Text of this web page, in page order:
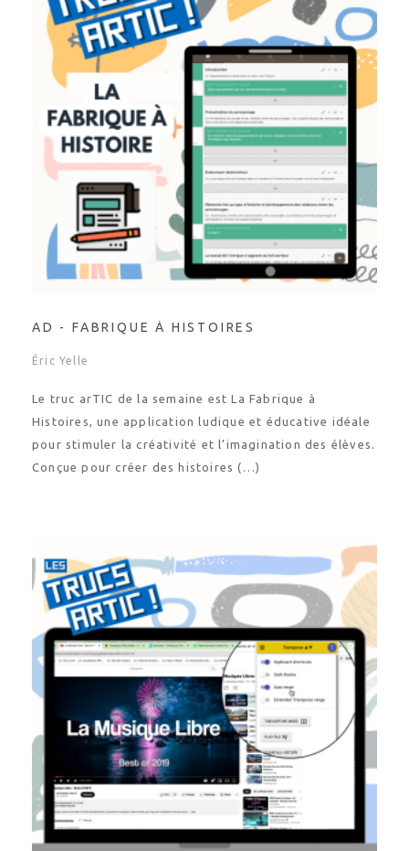
AD - FABRIQUE À HISTOIRES
Éric Yelle
Le truc arTIC de la semaine est La Fabrique à
Histoires, une application ludique et éducative idéale
pour stimuler la créativité et l’imagination des élèves.
Conçue pour créer des histoires (…)